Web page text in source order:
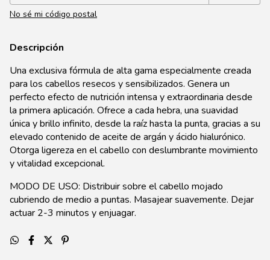
No sé mi código postal
Descripción
Una exclusiva fórmula de alta gama especialmente creada
para los cabellos resecos y sensibilizados. Genera un
perfecto efecto de nutrición intensa y extraordinaria desde
la primera aplicación. Ofrece a cada hebra, una suavidad
única y brillo infinito, desde la raíz hasta la punta, gracias a su
elevado contenido de aceite de argán y ácido hialurónico.
Otorga ligereza en el cabello con deslumbrante movimiento
y vitalidad excepcional.
MODO DE USO: Distribuir sobre el cabello mojado
cubriendo de medio a puntas. Masajear suavemente. Dejar
actuar 2-3 minutos y enjuagar.